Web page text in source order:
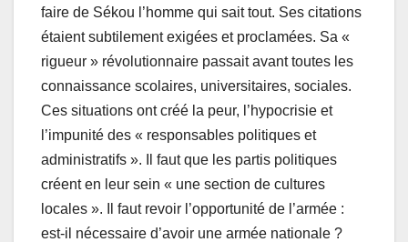
faire de Sékou l’homme qui sait tout. Ses citations
étaient subtilement exigées et proclamées. Sa «
rigueur » révolutionnaire passait avant toutes les
connaissance scolaires, universitaires, sociales.
Ces situations ont créé la peur, l’hypocrisie et
l’impunité des « responsables politiques et
administratifs ». Il faut que les partis politiques
créent en leur sein « une section de cultures
locales ». Il faut revoir l’opportunité de l’armée :
est-il nécessaire d’avoir une armée nationale ?